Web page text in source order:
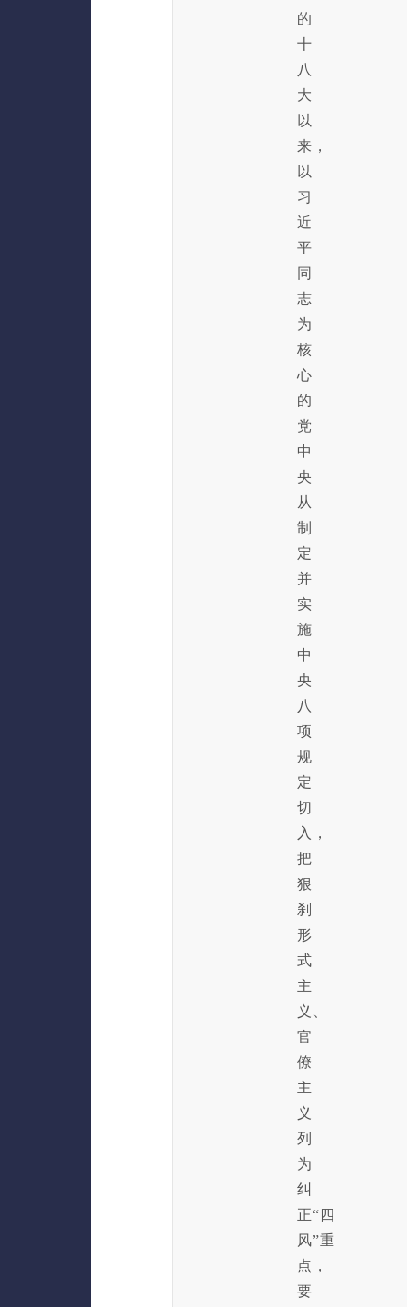
的
十
八
大
以
来，
以
习
近
平
同
志
为
核
心
的
党
中
央
从
制
定
并
实
施
中
央
八
项
规
定
切
入，
把
狠
刹
形
式
主
义、
官
僚
主
义
列
为
纠
正“四
风”重
点，
要